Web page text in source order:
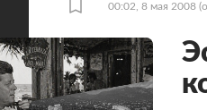
00:02, 8 мая 2008